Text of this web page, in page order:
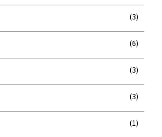
(3)
(6)
(3)
(3)
(1)